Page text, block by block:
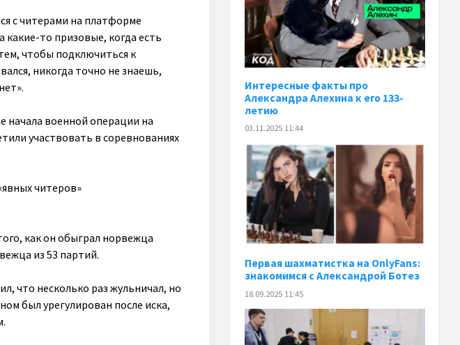
с читерами на платформе
какие-то призовые, когда есть
чтобы подключиться к
никогда точно не знаешь,
начала военной операции на
участвовать в соревнованиях
читеров»
как он обыграл норвежца
из 53 партий.
что несколько раз жульничал, но
был урегулирован после иска,
Интересные факты про
Александра Алехина к его 133-
летию
03.11.2025 11:44
Первая шахматистка на OnlyFans:
знакомимся с Александрой Ботез
18.09.2025 11:45